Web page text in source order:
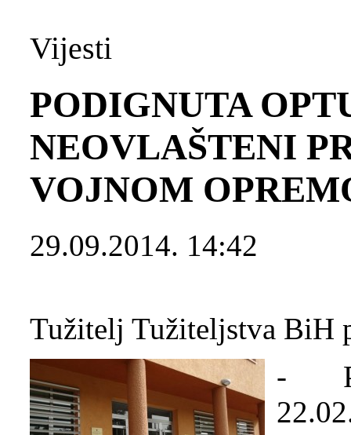
Vijesti
PODIGNUTA
NEOVLAŠTENI
VOJNOM
29.09.2014. 14:42
Tužitelj Tužiteljstva BiH
-